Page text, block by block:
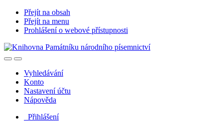
Přejít na obsah
Přejít na menu
Prohlášení o webové přístupnosti
Vyhledávání
Konto
Nastavení účtu
Nápověda
Přihlášení